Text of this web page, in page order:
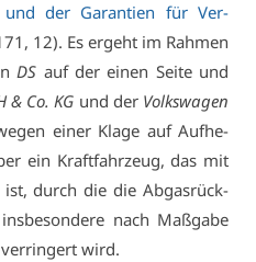
und der Ga­ran­ti­en für Ver­
12). Es er­geht im Rah­men
DS auf der ei­nen Sei­te und
& Co. KG und der Volks­wa­gen
ei­ner Kla­ge auf Auf­he­
ein Kraft­fahr­zeug, das mit
ist, durch die die Ab­gas­rück­
nach Maß­ga­be
wird.